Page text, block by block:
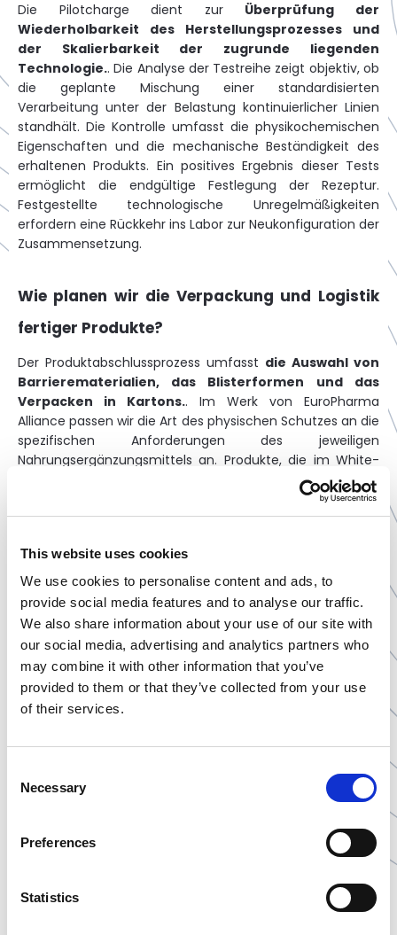
This website uses cookies
We use cookies to personalise content and ads, to
provide social media features and to analyse our traffic.
We also share information about your use of our site with
our social media, advertising and analytics partners who
may combine it with other information that you’ve
provided to them or that they’ve collected from your use
of their services.
Selection
Necessary
Preferences
Statistics
Die Pilotcharge dient zur Überprüfung der
Wiederholbarkeit des Herstellungsprozesses und
der Skalierbarkeit der zugrunde liegenden
Technologie.. Die Analyse der Testreihe zeigt objektiv, ob
die geplante Mischung einer standardisierten
Verarbeitung unter der Belastung kontinuierlicher Linien
standhält. Die Kontrolle umfasst die physikochemischen
Eigenschaften und die mechanische Beständigkeit des
erhaltenen Produkts. Ein positives Ergebnis dieser Tests
ermöglicht die endgültige Festlegung der Rezeptur.
Festgestellte technologische Unregelmäßigkeiten
erfordern eine Rückkehr ins Labor zur Neukonfiguration der
Zusammensetzung.
Wie planen wir die Verpackung und Logistik
fertiger Produkte?
Der Produktabschlussprozess umfasst die Auswahl von
Barrierematerialien, das Blisterformen und das
Verpacken in Kartons.. Im Werk von EuroPharma
Alliance passen wir die Art des physischen Schutzes an die
spezifischen Anforderungen des jeweiligen
Nahrungsergänzungsmittels an. Produkte, die im White-
Label-Modell hergestellt werden, werden für die
systemische Anbringung spezieller Etiketten vorbereitet.
Die verwendeten Konfektionierungslösungen müssen
Fertige Warenpartien durchlaufen anschließend eine
Endkontrolle, bevor sie auf Transportpaletten gestapelt
werden.
Was ist bei der Einführung einer neuen
Rezeptur zu beachten?
Das Projekt gilt als bereit für die
. Der Produktionserfolg
erfordert die strikte Einhaltung der festgelegten
ein vollständig ausgefülltes Briefing zu den
die fehlerfreie Durchführung des vollständigen Zyklus